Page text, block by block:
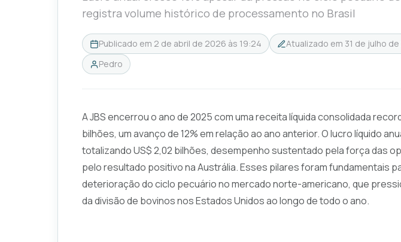
registra volume histórico de processamento no Brasil
Publicado em 2 de abril de 2026 às 19:24 Atualizado em 31 de julho
Pedro
A JBS encerrou o ano de 2025 com uma receita líquida consolidada
bilhões, um avanço de 12% em relação ao ano anterior. O lucro líquido
totalizando US$ 2,02 bilhões, desempenho sustentado pela força das
pelo resultado positivo na Austrália. Esses pilares foram fundamentais
deterioração do ciclo pecuário no mercado norte-americano, que
da divisão de bovinos nos Estados Unidos ao longo de todo o ano.